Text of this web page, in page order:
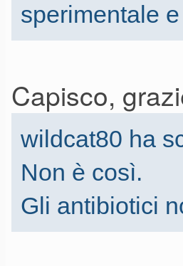
sperimentale
Capisco,
wildcat80 ha
Non è così.
Gli antibiotici